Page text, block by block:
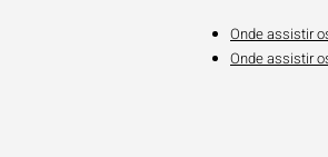
Onde assistir
Onde assistir